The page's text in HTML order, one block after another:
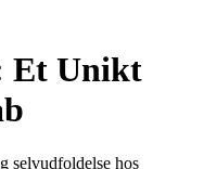
Et Unikt
selvudfoldelse hos